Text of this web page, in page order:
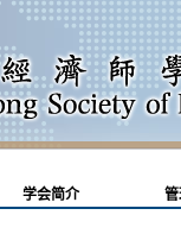
学会简介